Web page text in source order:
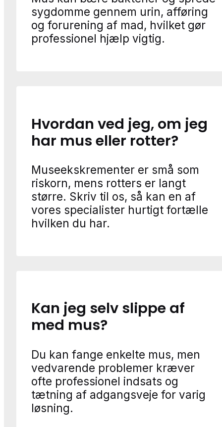
sygdomme gennem urin, afføring
og forurening af mad, hvilket gør
professionel hjælp vigtig.
Hvordan ved jeg, om jeg
har mus eller rotter?
Museekskrementer er små som
riskorn, mens rotters er langt
større. Skriv til os, så kan en af
vores specialister hurtigt fortælle
hvilken du har.
Kan jeg selv slippe af
med mus?
Du kan fange enkelte mus, men
vedvarende problemer kræver
ofte professionel indsats og
tætning af adgangsveje for varig
løsning.